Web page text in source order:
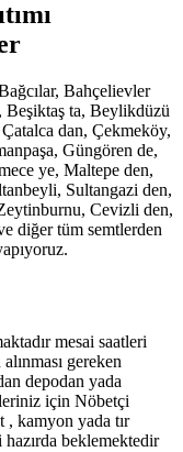
Bahçelievler
Beşiktaş ta, Beylikdüzü
dan, Çekmeköy,
Güngören de,
ye, Maltepe den,
Sultangazi den,
Cevizli den,
diğer tüm semtlerden
mesai saatleri
gereken
depodan yada
için Nöbetçi
, kamyon yada tır
beklemektedir